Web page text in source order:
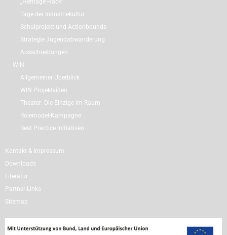
„Heritage-Hack“
Tage der Industriekultur
Schulprojekt und Actionbounds
Strategie Jugendabwanderung
Ausschreibungen
WIN
Allgemeiner Überblick
WIN Projektvideo
Theater: Die Einzige im Raum
Rolemodel-Kampagne
Best Practice Initiativen
Kontakt & Impressum
Downloads
Literatur
Partner-Links
Sitemap